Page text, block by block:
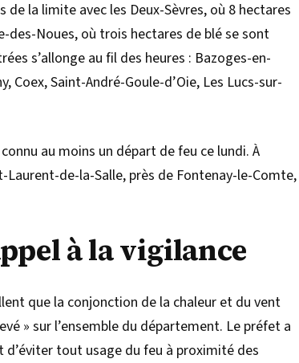
de la limite avec les Deux-Sèvres, où 8 hectares
des-Noues, où trois hectares de blé se sont
s’allonge au fil des heures : Bazoges-en-
Coex, Saint-André-Goule-d’Oie, Les Lucs-sur-
au moins un départ de feu ce lundi. À
de-la-Salle, près de Fontenay-le-Comte,
à la vigilance
que la conjonction de la chaleur et du vent
» sur l’ensemble du département. Le préfet a
d’éviter tout usage du feu à proximité des